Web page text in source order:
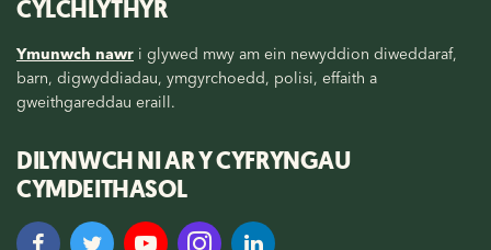
CYLCHLYTHYR
Ymunwch nawr i glywed mwy am ein newyddion diweddaraf,
barn, digwyddiadau, ymgyrchoedd, polisi, effaith a
gweithgareddau eraill.
DILYNWCH NI AR Y CYFRYNGAU
CYMDEITHASOL